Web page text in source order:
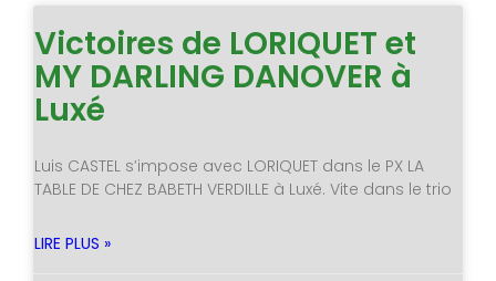
Victoires de LORIQUET et
MY DARLING DANOVER à
Luxé
Luis CASTEL s’impose avec LORIQUET dans le PX LA
TABLE DE CHEZ BABETH VERDILLE à Luxé. Vite dans le trio
LIRE PLUS »